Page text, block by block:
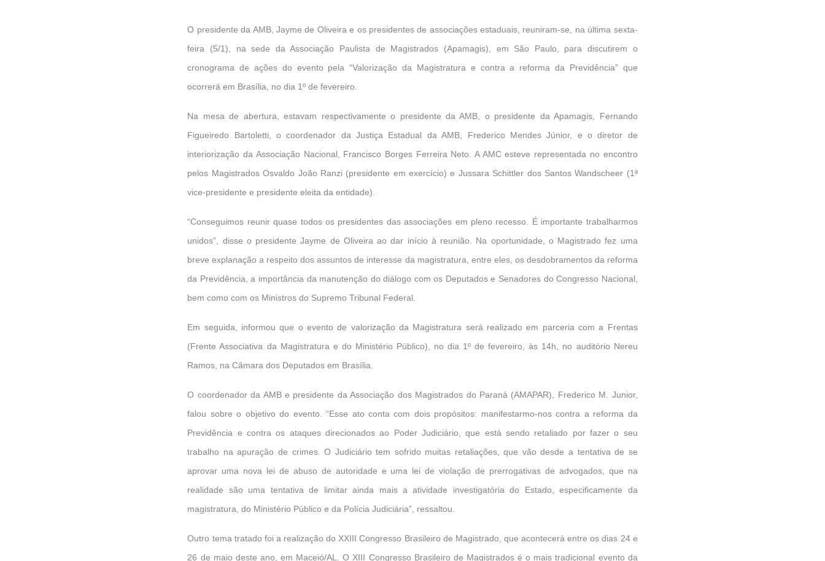
O presidente da AMB, Jayme de Oliveira e os presidentes de associações estaduais, reuniram-se, na última sexta-
feira (5/1), na sede da Associação Paulista de Magistrados (Apamagis), em São Paulo, para discutirem o
cronograma de ações do evento pela “Valorização da Magistratura e contra a reforma da Previdência” que
ocorrerá em Brasília, no dia 1º de fevereiro.
Na mesa de abertura, estavam respectivamente o presidente da AMB, o presidente da Apamagis, Fernando
Figueiredo Bartoletti, o coordenador da Justiça Estadual da AMB, Frederico Mendes Júnior, e o diretor de
interiorização da Associação Nacional, Francisco Borges Ferreira Neto. A AMC esteve representada no encontro
pelos Magistrados Osvaldo João Ranzi (presidente em exercício) e Jussara Schittler dos Santos Wandscheer (1ª
vice-presidente e presidente eleita da entidade).
“Conseguimos reunir quase todos os presidentes das associações em pleno recesso. É importante trabalharmos
unidos”, disse o presidente Jayme de Oliveira ao dar início à reunião. Na oportunidade, o Magistrado fez uma
breve explanação a respeito dos assuntos de interesse da magistratura, entre eles, os desdobramentos da reforma
da Previdência, a importância da manutenção do diálogo com os Deputados e Senadores do Congresso Nacional,
bem como com os Ministros do Supremo Tribunal Federal.
Em seguida, informou que o evento de valorização da Magistratura será realizado em parceria com a Frentas
(Frente Associativa da Magistratura e do Ministério Público), no dia 1º de fevereiro, às 14h, no auditório Nereu
Ramos, na Câmara dos Deputados em Brasília.
O coordenador da AMB e presidente da Associação dos Magistrados do Paraná (AMAPAR), Frederico M. Junior,
falou sobre o objetivo do evento. “Esse ato conta com dois propósitos: manifestarmo-nos contra a reforma da
Previdência e contra os ataques direcionados ao Poder Judiciário, que está sendo retaliado por fazer o seu
trabalho na apuração de crimes. O Judiciário tem sofrido muitas retaliações, que vão desde a tentativa de se
aprovar uma nova lei de abuso de autoridade e uma lei de violação de prerrogativas de advogados, que na
realidade são uma tentativa de limitar ainda mais a atividade investigatória do Estado, especificamente da
magistratura, do Ministério Público e da Polícia Judiciária”, ressaltou.
Outro tema tratado foi a realização do XXIII Congresso Brasileiro de Magistrado, que acontecerá entre os dias 24 e
26 de maio deste ano, em Maceió/AL. O XIII Congresso Brasileiro de Magistrados é o mais tradicional evento da